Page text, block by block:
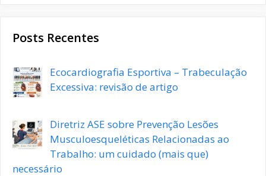
Posts Recentes
Ecocardiografia Esportiva – Trabeculação
Excessiva: revisão de artigo
Diretriz ASE sobre Prevenção Lesões
Musculoesqueléticas Relacionadas ao
Trabalho: um cuidado (mais que)
necessário